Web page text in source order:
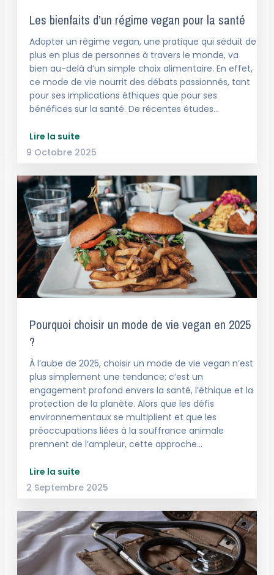
Les bienfaits d’un régime vegan pour la santé
9 Octobre 2025
Adopter un régime vegan, une pratique qui séduit de
plus en plus de personnes à travers le monde, va
bien au-delà d’un simple choix alimentaire. En effet,
ce mode de vie nourrit des débats passionnés, tant
pour ses implications éthiques que pour ses
bénéfices sur la santé. De récentes études…
Lire la suite
Pourquoi choisir un mode de vie vegan en 2025
?
2 Septembre 2025
À l’aube de 2025, choisir un mode de vie vegan n’est
plus simplement une tendance; c’est un
engagement profond envers la santé, l’éthique et la
protection de la planète. Alors que les défis
environnementaux se multiplient et que les
préoccupations liées à la souffrance animale
prennent de l’ampleur, cette approche…
Lire la suite